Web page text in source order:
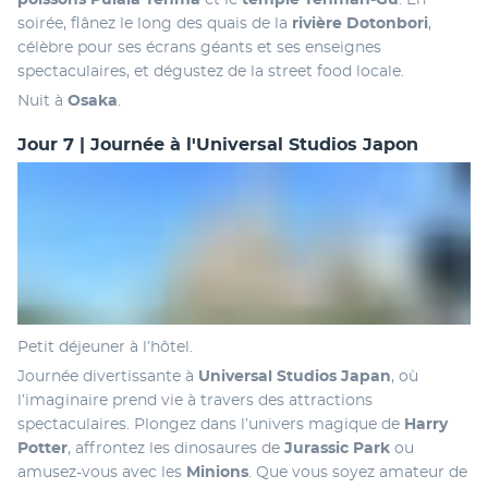
soirée, flânez le long des quais de la rivière Dotonbori,
célèbre pour ses écrans géants et ses enseignes
spectaculaires, et dégustez de la street food locale.
Nuit à Osaka
Jour 7 | Journée à l'Universal Studios Japon
Petit déjeuner à l’hôtel.
Journée divertissante à Universal Studios Japan, où
l’imaginaire prend vie à travers des attractions
spectaculaires. Plongez dans l’univers magique de Harry
Potter, affrontez les dinosaures de Jurassic Park ou
amusez-vous avec les Minions. Que vous soyez amateur de